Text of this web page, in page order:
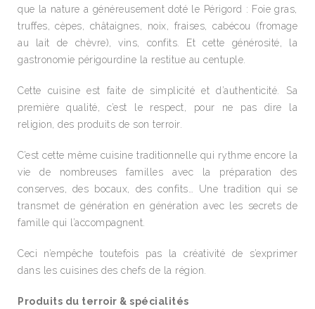
que la nature a généreusement doté le Périgord : Foie gras,
truffes, cèpes, châtaignes, noix, fraises, cabécou (fromage
au lait de chèvre), vins, confits. Et cette générosité, la
gastronomie périgourdine la restitue au centuple.
Cette cuisine est faite de simplicité et d’authenticité. Sa
première qualité, c’est le respect, pour ne pas dire la
religion, des produits de son terroir.
C’est cette même cuisine traditionnelle qui rythme encore la
vie de nombreuses familles avec la préparation des
conserves, des bocaux, des confits… Une tradition qui se
transmet de génération en génération avec les secrets de
famille qui l’accompagnent.
Ceci n’empêche toutefois pas la créativité de s’exprimer
dans les cuisines des chefs de la région.
Produits du terroir & spécialités